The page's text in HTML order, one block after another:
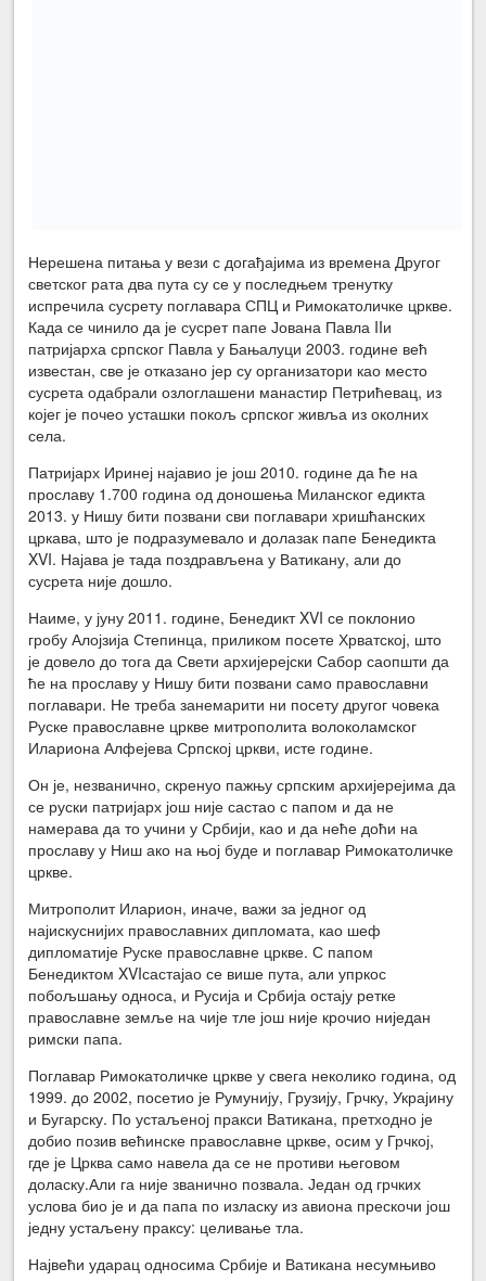
Нерешена питања у вези с догађајима из времена Другог
светског рата два пута су се у последњем тренутку
испречила сусрету поглавара СПЦ и Римокатоличке цркве.
Када се чинило да је сусрет папе Јована Павла IIи
патријарха српског Павла у Бањалуци 2003. године већ
известан, све је отказано јер су организатори као место
сусрета одабрали озлоглашени манастир Петрићевац, из
којег је почео усташки покољ српског живља из околних
села.
Патријарх Иринеј најавио је још 2010. године да ће на
прославу 1.700 година од доношења Миланског едикта
2013. у Нишу бити позвани сви поглавари хришћанских
цркава, што је подразумевало и долазак папе Бенедикта
XVI. Најава је тада поздрављена у Ватикану, али до
сусрета није дошло.
Наиме, у јуну 2011. године, Бенедикт XVI се поклонио
гробу Алојзија Степинца, приликом посете Хрватској, што
је довело до тога да Свети архијерејски Сабор саопшти да
ће на прославу у Нишу бити позвани само православни
поглавари. Не треба занемарити ни посету другог човека
Руске православне цркве митрополита волоколамског
Илариона Алфејева Српској цркви, исте године.
Он је, незванично, скренуо пажњу српским архијерејима да
се руски патријарх још није састао с папом и да не
намерава да то учини у Србији, као и да неће доћи на
прославу у Ниш ако на њој буде и поглавар Римокатоличке
цркве.
Митрополит Иларион, иначе, важи за једног од
најискуснијих православних дипломата, као шеф
дипломатије Руске православне цркве. С папом
Бенедиктом XVIсастајао се више пута, али упркос
побољшању односа, и Русија и Србија остају ретке
православне земље на чије тле још није крочио ниједан
римски папа.
Поглавар Римокатоличке цркве у свега неколико година, од
1999. до 2002, посетио је Румунију, Грузију, Грчку, Украјину
и Бугарску. По устаљеној пракси Ватикана, претходно је
добио позив већинске православне цркве, осим у Грчкој,
где је Црква само навела да се не противи његовом
доласку.Али га није званично позвала. Један од грчких
услова био је и да папа по изласку из авиона прескочи још
једну устаљену праксу: целивање тла.
Највећи ударац односима Србије и Ватикана несумњиво